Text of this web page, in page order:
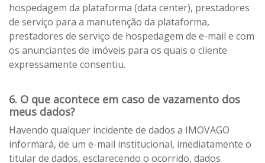
hospedagem da plataforma (data center), prestadores
de serviço para a manutenção da plataforma,
prestadores de serviço de hospedagem de e-mail e com
os anunciantes de imóveis para os quais o cliente
expressamente consentiu.
6. O que acontece em caso de vazamento dos
meus dados?
Havendo qualquer incidente de dados a IMOVAGO
informará, de um e-mail institucional, imediatamente o
titular de dados, esclarecendo o ocorrido, dados